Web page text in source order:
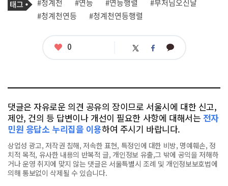
사
관
련
그
#청계천 #연등 #연등행렬
#부처님오신날
#청계천연등
#청계천연등행렬
좋
0 트 페 카
댓글은 자유로운 의견 공유의 장이므로 서울시에 대한 신고,
제안, 건의 등 답변이나 개선이 필요한 사항에 대해서는 전자
민원 응답소 누리집을 이용하여 주시기 바랍니다.
상업성 광고, 저작권 침해, 저속한 표현, 특정인에 대한 비방, 명예훼손, 정
치적 목적, 유사한 내용의 반복적 글, 개인정보 유출,그 밖에 공익을 저해하
거나 운영 취지에 맞지 않는 댓글은 서울특별시 조례 및 개인정보보호법에
의해 통보없이 삭제될 수 있습니다.